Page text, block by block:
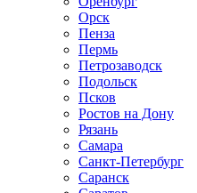
Орск
Пенза
Пермь
Петрозаводск
Подольск
Псков
Ростов на Дону
Рязань
Самара
Санкт-Петербург
Саранск